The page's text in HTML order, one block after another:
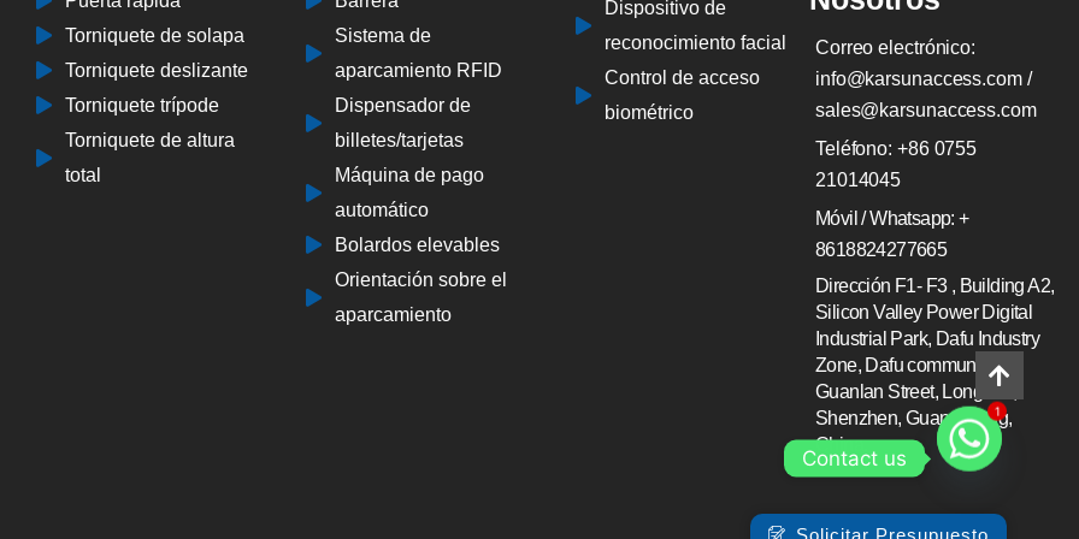
Torniquete de solapa
Torniquete deslizante
Torniquete trípode
Torniquete de altura
total
Sistema de
aparcamiento RFID
Dispensador de
billetes/tarjetas
Máquina de pago
automático
Bolardos elevables
Orientación sobre el
aparcamiento
Dispositivo de
reconocimiento facial
Control de acceso
biométrico
Correo electrónico:
info@karsunaccess.com /
sales@karsunaccess.com
Teléfono: +86 0755
21014045
Móvil / Whatsapp: +
8618824277665
Dirección F1- F3 , Building A2,
Silicon Valley Power Digital
Industrial Park, Dafu Industry
Zone, Dafu community ,
Guanlan Street, Longhua,
Shenzhen, Guang Dong,
China.
Solicitar Presupuesto
1
Contact us